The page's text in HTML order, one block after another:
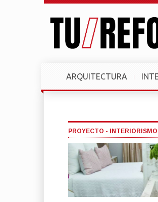
ARQUITECTURA
PROYECTO - INTERIORISMO